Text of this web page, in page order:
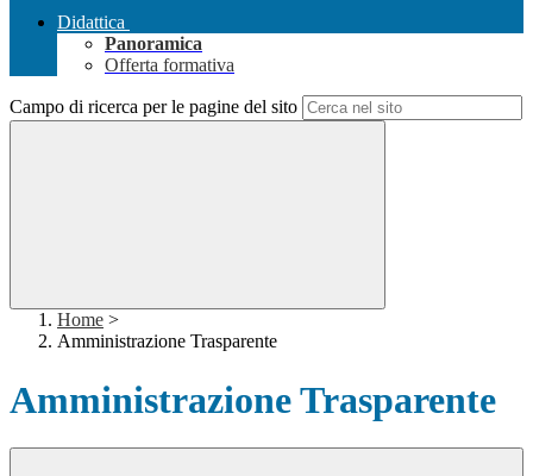
Didattica
Panoramica
Offerta formativa
Campo di ricerca per le pagine del sito
Home >
Amministrazione Trasparente
Amministrazione Trasparente